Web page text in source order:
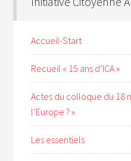
Accueil-Start
Recueil « 15 ans d’ICA »
Actes du colloque du 18
l’Europe ? »
Les essentiels